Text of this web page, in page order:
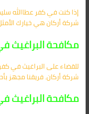
إذا كنت في كفر عطاالله
شركة أركان هي خيارك
مكافحة البراغيث
للقضاء على البراغيث في
شركة أركان.فريقنا مجهز
مكافحة البراغيث